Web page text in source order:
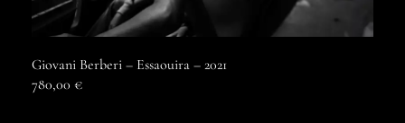
Giovani Berberi – Essaouira – 2021
780,00 €